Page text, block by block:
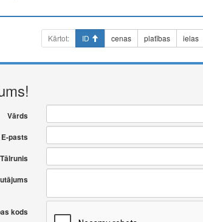
Kārtot: ID cenas platības ielas
Vārds
E-pasts
Tālrunis
kods